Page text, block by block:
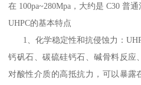
在 100pa~280Mpa，大约是 C30 普通
UHPC的基本特点
1、化学稳定性和抗侵蚀力：
钙矾石、碳硫硅钙石、碱骨料反应
对酸性介质的高抵抗力，可以暴露